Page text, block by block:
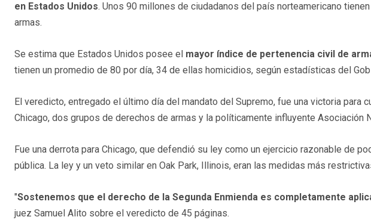
en Estados Unidos. Unos 90 millones de ciudadanos del país norteamericano
armas.
Se estima que Estados Unidos posee el mayor índice de pertenencia civil de
tienen un promedio de 80 por día, 34 de ellas homicidios, según estadísticas del
El veredicto, entregado el último día del mandato del Supremo, fue una victoria para
Chicago, dos grupos de derechos de armas y la políticamente influyente Asociación
Fue una derrota para Chicago, que defendió su ley como un ejercicio razonable de
pública. La ley y un veto similar en Oak Park, Illinois, eran las medidas más
"Sostenemos que el derecho de la Segunda Enmienda es completamente
juez Samuel Alito sobre el veredicto de 45 páginas.